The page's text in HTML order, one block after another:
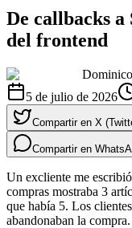
De callbacks
del frontend
5 de julio de 2026
Compartir en X
Compartir en
Un excliente me
compras mostraba 3
que había 5. Los
abandonaban la compra.